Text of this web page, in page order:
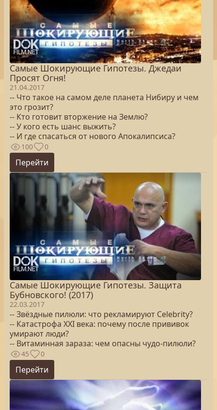
Самые Шокирующие Гипотезы. Джедаи
Просят Огня!
21.04.2017
-- Что такое на самом деле планета Нибиру и чем
это грозит?
-- Кто готовит вторжение на Землю?
-- У кого есть шанс выжить?
-- И где спасаться от нового Апокалипсиса?
100 0
Перейти
Самые Шокирующие Гипотезы. Защита
Бубновского! (2017)
22.03.2017
-- Звёздные пилюли: что рекламируют Celebrity?
-- Катастрофа XXI века: почему после прививок
умирают люди?
-- Витаминная зараза: чем опасны чудо-пилюли?
45 0
Перейти